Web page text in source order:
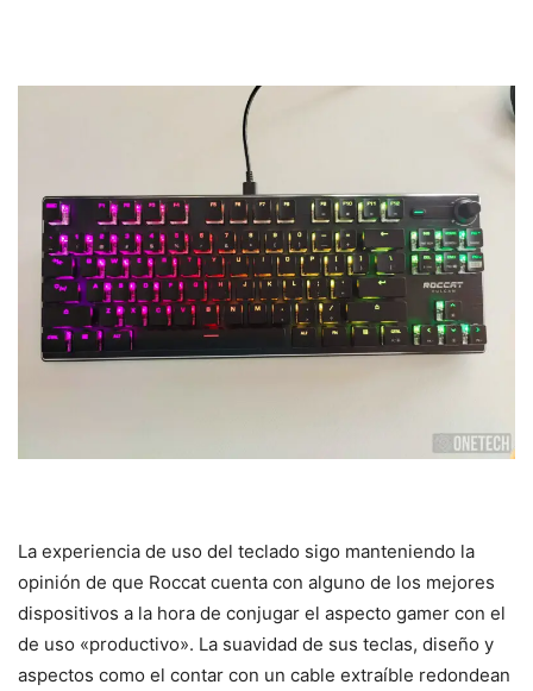
La experiencia de uso del teclado sigo manteniendo la
opinión de que Roccat cuenta con alguno de los mejores
dispositivos a la hora de conjugar el aspecto gamer con el
de uso «productivo». La suavidad de sus teclas, diseño y
aspectos como el contar con un cable extraíble redondean